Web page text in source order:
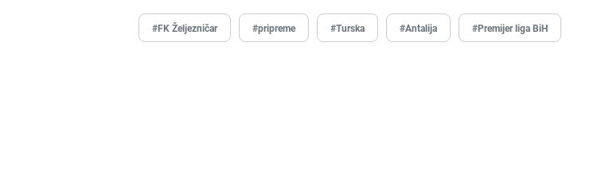
#FK Željezničar #pripreme #Turska #Antalija #Premijer liga BiH